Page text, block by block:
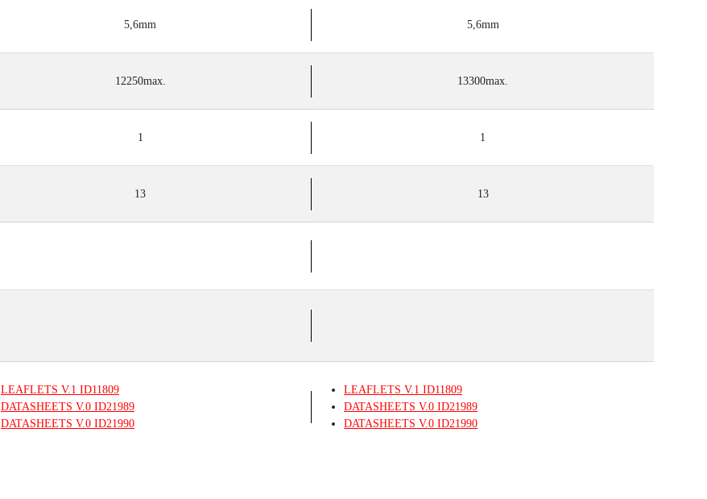
5,6mm 5,6mm
12250max. 13300max.
1 1
13 13
LEAFLETS V.1 ID11809
DATASHEETS V.0 ID21989
DATASHEETS V.0 ID21990
LEAFLETS V.1 ID11809
DATASHEETS V.0 ID21989
DATASHEETS V.0 ID21990